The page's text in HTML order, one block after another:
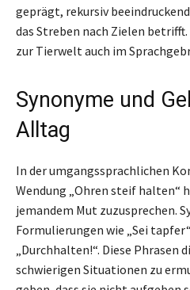
geprägt, rekursiv
das Streben nach Zielen
zur Tierwelt auch im
Synonyme und
Alltag
In der umgangssprachlichen
Wendung „Ohren steif halten“
jemandem Mut zuzusprechen.
Formulierungen wie „Sei
„Durchhalten!“. Diese Phrasen
schwierigen Situationen zu